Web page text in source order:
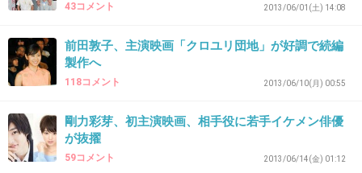
ぶっさいくなキャバ嬢だな。
キャバ嬢なめんな。
最近はかわいい子多い。
36. 匿名 2014/05/04(日) 10:44:36
43コメント 2013/06/01(土) 14:08
前田敦子、主演映画「クロユリ団地」が好調で続編
製作へ
118コメント 2013/06/10(月) 00:55
剛力彩芽、初主演映画、相手役に若手イケメン俳優
が抜擢
59コメント 2013/06/14(金) 01:12